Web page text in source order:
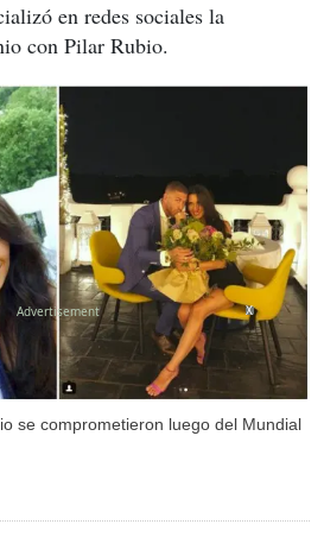
en redes sociales la
con Pilar Rubio.
se comprometieron luego del Mundial
X